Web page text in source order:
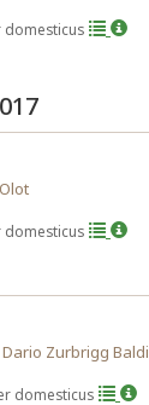
domesticus
domesticus
Dario Zurbrigg Baldi
domesticus